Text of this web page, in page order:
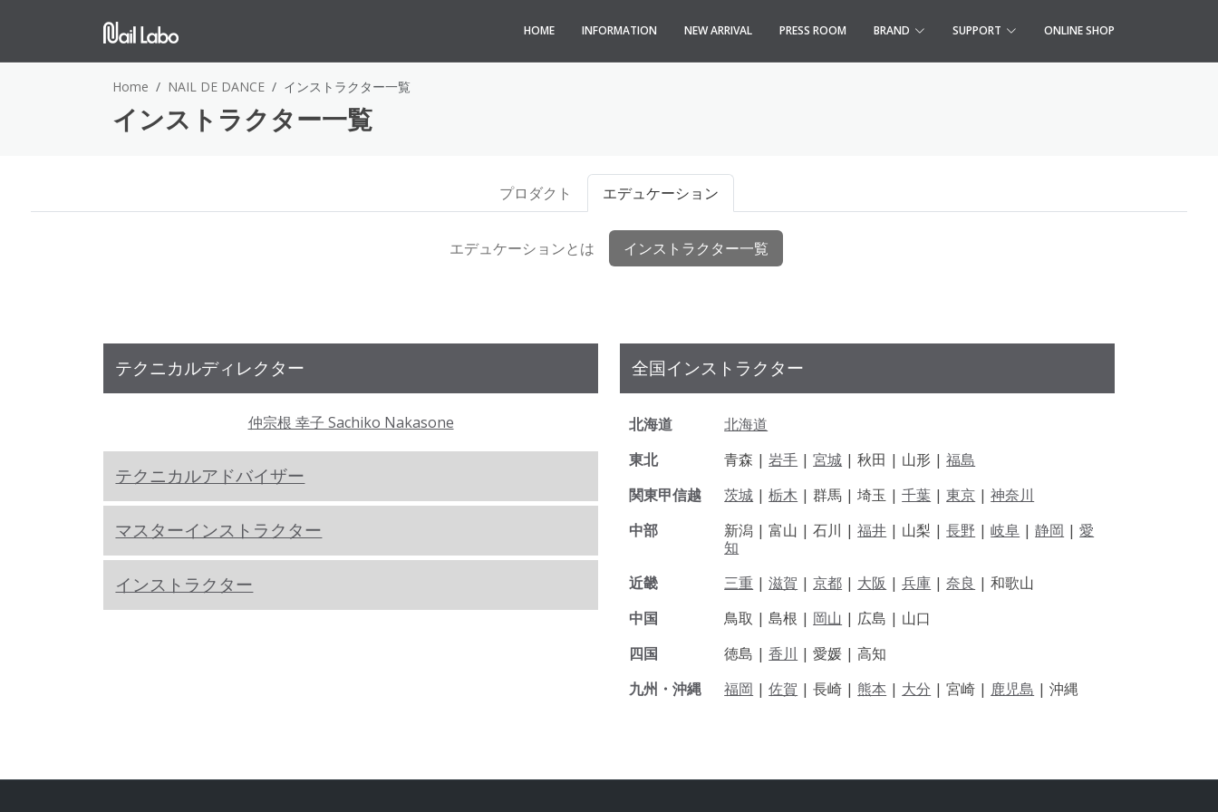
HOME INFORMATION NEW ARRIVAL PRESS ROOM BRAND SUPPORT ONLINE SHOP
Home NAIL DE DANCE インストラクター一覧
インストラクター一覧
プロダクト エデュケーション
エデュケーションとは インストラクター一覧
テクニカルディレクター
仲宗根 幸子 Sachiko Nakasone
テクニカルアドバイザー
マスターインストラクター
インストラクター
全国インストラクター
北海道
北海道
東北
青森 |岩手 |宮城 | 秋田 | 山形 |福島
関東甲信越
茨城 |栃木 | 群馬 | 埼玉 |千葉 |東京 |神奈川
中部
新潟 |富山 |石川 |福井 | 山梨 |長野 |岐阜 |静岡 |愛
知
近畿
三重 |滋賀 |京都 | 大阪 |兵庫 |奈良 |和歌山
中国
鳥取 |島根 | 岡山 | 広島 | 山口
四国
徳島 |香川 |愛媛 |高知
九州・沖縄
福岡 |佐賀 |長崎 | 熊本 | 大分 |宮崎 | 鹿児島 |沖縄